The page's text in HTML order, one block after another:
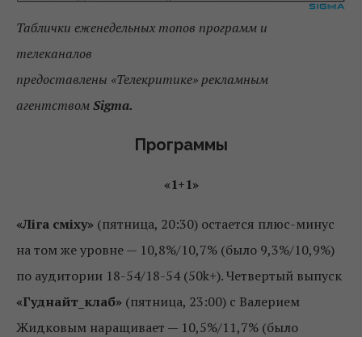
Таблички еженедельных топов программ и
телеканалов
предоставлены «Телекритике» рекламным
агентствомSigmа.
Программы
«1+1»
«Ліга сміху» (пятница, 20:30) остается плюс-минус
на том же уровне — 10,8%/10,7% (было 9,3%/10,9%)
по аудитории 18-54/18-54 (50k+). Четвертый выпуск
«Гуднайт_клаб» (пятница, 23:00) с Валерием
Жидковым наращивает — 10,5%/11,7% (было